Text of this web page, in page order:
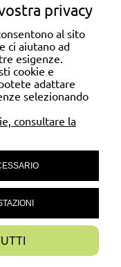
e stilistiche senza
privacy
al sito
ci aiutano ad
esigenze.
cookie e
adattare
selezionando
consultare la